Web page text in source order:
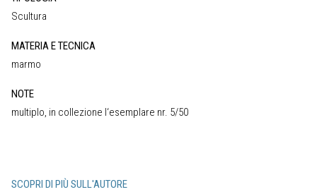
Scultura
MATERIA E TECNICA
marmo
NOTE
multiplo, in collezione l‘esemplare nr. 5/50
SCOPRI DI PIÙ SULL'AUTORE